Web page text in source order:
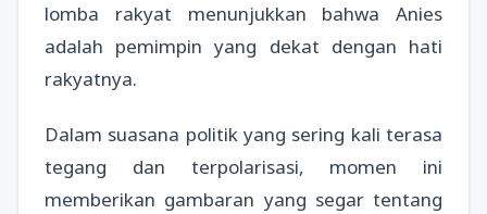
lomba rakyat menunjukkan bahwa Anies
adalah pemimpin yang dekat dengan hati
rakyatnya.
Dalam suasana politik yang sering kali terasa
tegang dan terpolarisasi, momen ini
memberikan gambaran yang segar tentang